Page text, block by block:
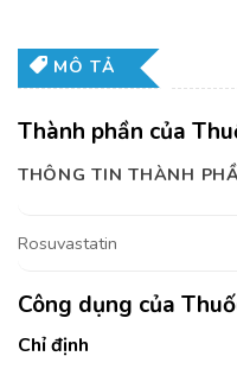
MÔ TẢ
Thành phần của
THÔNG TIN THÀNH
Rosuvastatin
Công dụng của
Chỉ định